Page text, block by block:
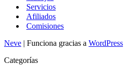
Servicios
Afiliados
Comisiones
Neve | Funciona gracias a WordPress
Categorías